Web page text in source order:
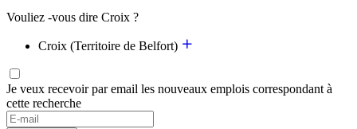
Vouliez -vous dire Croix ?
Croix (Territoire de Belfort)
Je veux recevoir par email les nouveaux emplois correspondant à
cette recherche